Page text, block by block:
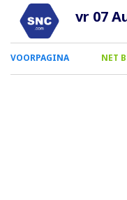
vr 07
0
Smartphone
VOORPAGINA NET